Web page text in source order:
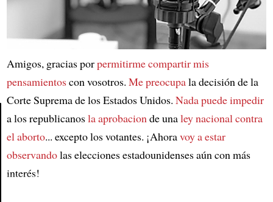
Article
Amigos, gracias porpermitirme compartirmis
pensamientoscon vosotros. Me preocupala decisión de la
Corte Suprema de los Estados Unidos. Nada puede impedir
a los republicanosla aprobacionde unaley nacional contra
el aborto... excepto los votantes. ¡Ahoravoy a estar
observandolas elecciones estadounidenses aún con más
interés!